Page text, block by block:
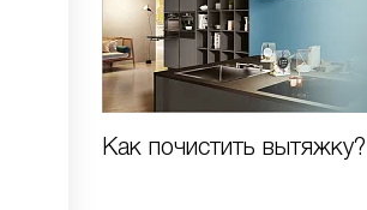
Как почистить вытяжку?